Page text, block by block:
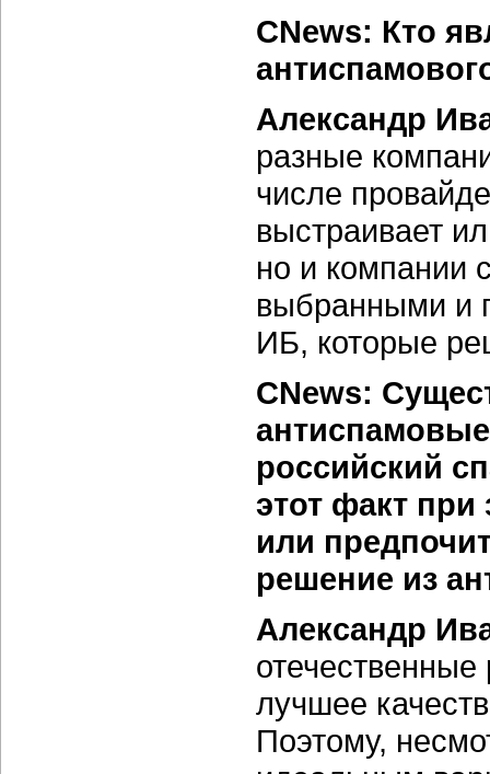
CNews: Кто
Александр
разные
числе
выстраивает
но и компании
выбранными и
ИБ, которые
CNews:
российский
этот факт
или
решение из
Александр
лучшее
Поэтому,